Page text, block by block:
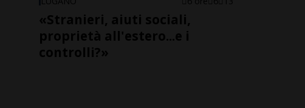
«Stranieri, aiuti sociali,
proprietà all'estero...e i
controlli?»